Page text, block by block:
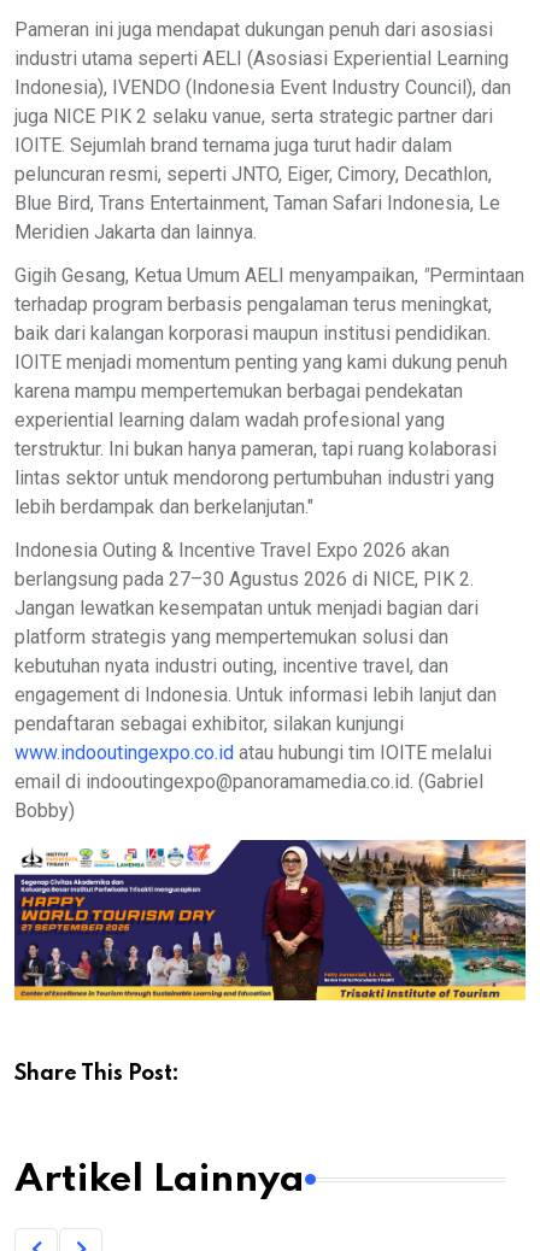
Pameran ini juga mendapat dukungan penuh dari asosiasi
industri utama seperti AELI (Asosiasi Experiential Learning
Indonesia), IVENDO (Indonesia Event Industry Council), dan
juga NICE PIK 2 selaku vanue, serta strategic partner dari
IOITE. Sejumlah brand ternama juga turut hadir dalam
peluncuran resmi, seperti JNTO, Eiger, Cimory, Decathlon,
Blue Bird, Trans Entertainment, Taman Safari Indonesia, Le
Meridien Jakarta dan lainnya.
Gigih Gesang, Ketua Umum AELI menyampaikan, "Permintaan
terhadap program berbasis pengalaman terus meningkat,
baik dari kalangan korporasi maupun institusi pendidikan.
IOITE menjadi momentum penting yang kami dukung penuh
karena mampu mempertemukan berbagai pendekatan
experiential learning dalam wadah profesional yang
terstruktur. Ini bukan hanya pameran, tapi ruang kolaborasi
lintas sektor untuk mendorong pertumbuhan industri yang
lebih berdampak dan berkelanjutan."
Indonesia Outing & Incentive Travel Expo 2026 akan
berlangsung pada 27–30 Agustus 2026 di NICE, PIK 2.
Jangan lewatkan kesempatan untuk menjadi bagian dari
platform strategis yang mempertemukan solusi dan
kebutuhan nyata industri outing, incentive travel, dan
engagement di Indonesia. Untuk informasi lebih lanjut dan
pendaftaran sebagai exhibitor, silakan kunjungi
www.indooutingexpo.co.id atau hubungi tim IOITE melalui
email di indooutingexpo@panoramamedia.co.id. (Gabriel
Bobby)
Share This Post:
Artikel Lainnya